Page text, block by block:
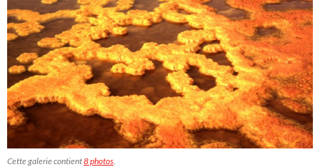
Cette galerie contient8 photos